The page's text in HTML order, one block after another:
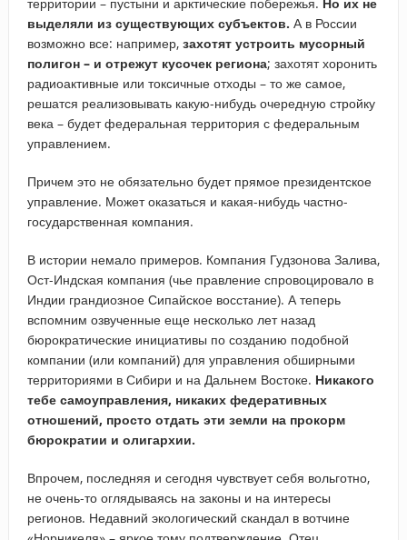
выделяли из существующих субъектов. А в России
возможно все: например, захотят устроить мусорный
полигон – и отрежут кусочек региона; захотят хоронить
радиоактивные или токсичные отходы – то же самое,
решатся реализовывать какую-нибудь очередную стройку
века – будет федеральная территория с федеральным
управлением.
Причем это не обязательно будет прямое президентское
управление. Может оказаться и какая-нибудь частно-
государственная компания.
В истории немало примеров. Компания Гудзонова Залива,
Ост-Индская компания (чье правление спровоцировало в
Индии грандиозное Сипайское восстание). А теперь
вспомним озвученные еще несколько лет назад
бюрократические инициативы по созданию подобной
компании (или компаний) для управления обширными
территориями в Сибири и на Дальнем Востоке. Никакого
тебе самоуправления, никаких федеративных
отношений, просто отдать эти земли на прокорм
бюрократии и олигархии.
Впрочем, последняя и сегодня чувствует себя вольготно,
не очень-то оглядываясь на законы и на интересы
регионов. Недавний экологический скандал в вотчине